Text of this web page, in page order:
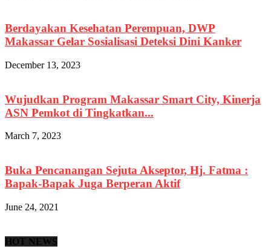
Berdayakan Kesehatan Perempuan, DWP
Makassar Gelar Sosialisasi Deteksi Dini Kanker
December 13, 2023
Wujudkan Program Makassar Smart City, Kinerja
ASN Pemkot di Tingkatkan...
March 7, 2023
Buka Pencanangan Sejuta Akseptor, Hj. Fatma :
Bapak-Bapak Juga Berperan Aktif
June 24, 2021
HOT NEWS